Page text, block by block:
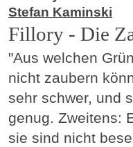
Stefan Kaminski
Fillory - Die
"Aus welchen
nicht zaubern
sehr schwer, und
genug. Zweitens:
sie sind nicht